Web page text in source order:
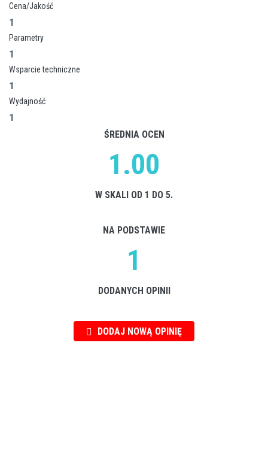
Cena/Jakość
1
Parametry
1
Wsparcie techniczne
1
Wydajność
1
ŚREDNIA OCEN
1.00
W SKALI OD 1 DO 5.
NA PODSTAWIE
1
DODANYCH OPINII
DODAJ NOWĄ OPINIĘ